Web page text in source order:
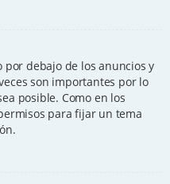
por debajo de los anuncios y
son importantes por lo
posible. Como en los
para fijar un tema